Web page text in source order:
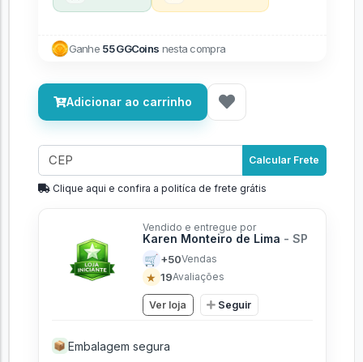
4x deR$ 13,75sem juros
🚚 Frete Grátis ⚡ Última unidade
Ganhe55 GGCoinsnesta compra
Adicionar ao carrinho
Clique aqui e confira a politíca de frete grátis
Vendido e entregue por
Karen Monteiro de Lima
🛒+50Vendas